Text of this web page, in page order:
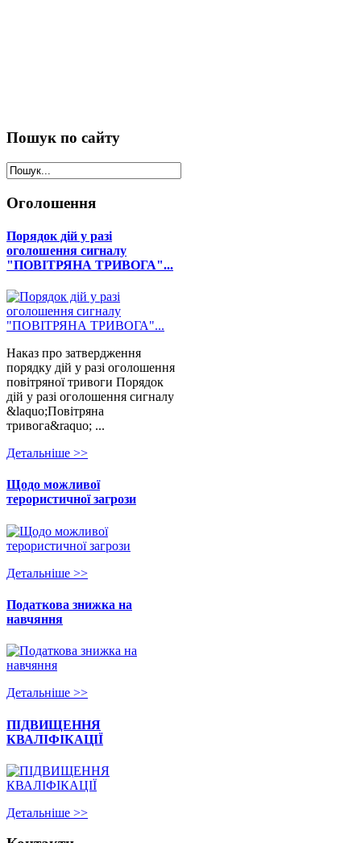
Пошук по сайту
Оголошення
Порядок дій у разі
оголошення сигналу
"ПОВІТРЯНА ТРИВОГА"...
Наказ про затвердження
порядку дій у разі оголошення
повітряної тривоги Порядок
дій у разі оголошення сигналу
&laquo;Повітряна
тривога&raquo; ...
Детальнiше >>
Щодо можливої
терористичної загрози
Детальнiше >>
Податкова знижка на
навчяння
Детальнiше >>
ПІДВИЩЕННЯ
КВАЛІФІКАЦІЇ
Детальнiше >>